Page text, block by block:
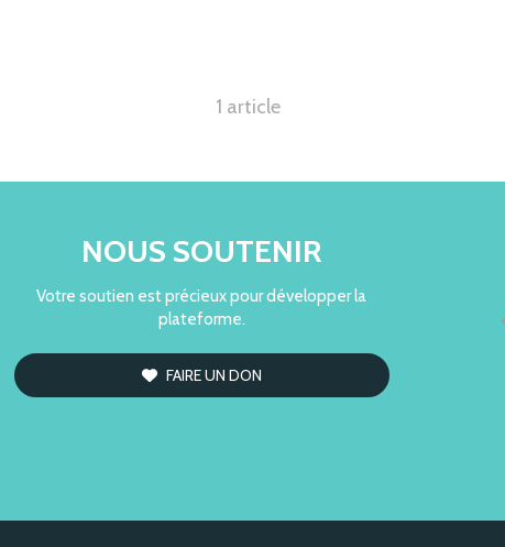
1 article
NOUS SOUTENIR
Votre soutien est précieux pour développer la
plateforme.
FAIRE UN DON